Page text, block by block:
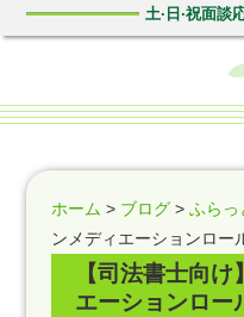
土·日·祝面談
ホーム > ブログ> ふらっ
ンメディエーションロー
【司法書士向
エーションロー